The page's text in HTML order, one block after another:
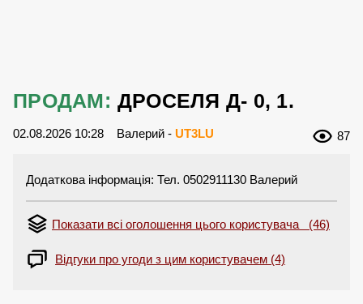
ПРОДАМ: ДРОСЕЛЯ Д- 0, 1.
02.08.2026 10:28 Валерий - UT3LU 87
Додаткова інформація: Тел. 0502911130 Валерий
Показати всі оголошення цього користувача (46)
Відгуки про угоди з цим користувачем (4)